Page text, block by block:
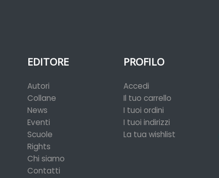
EDITORE
Autori
Collane
News
Eventi
Scuole
Rights
Chi siamo
Contatti
PROFILO
Accedi
Il tuo carrello
I tuoi ordini
I tuoi indirizzi
La tua wishlist